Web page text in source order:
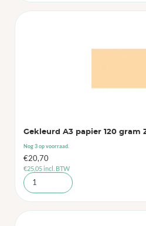
Gekleurd A3 papier 120 gram
Nog 3 op voorraad.
€20,70
€25,05incl. BTW